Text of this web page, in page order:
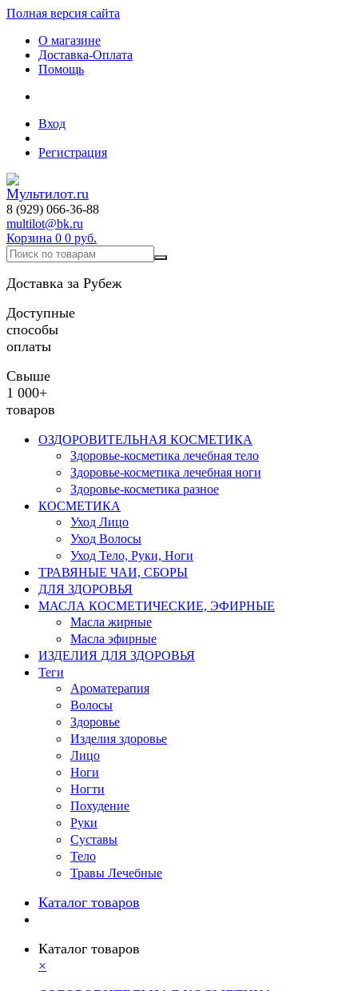
Полная версия сайта
О магазине
Доставка-Оплата
Помощь
Вход
Регистрация
8 (929) 066-36-88
multilot@bk.ru
Корзина 0 0 руб.
Доставка за Рубеж
Доступные
способы
оплаты
Свыше
1 000+
товаров
ОЗДОРОВИТЕЛЬНАЯ КОСМЕТИКА
Здоровье-косметика лечебная тело
Здоровье-косметика лечебная ноги
Здоровье-косметика разное
КОСМЕТИКА
Уход Лицо
Уход Волосы
Уход Тело, Руки, Ноги
ТРАВЯНЫЕ ЧАИ, СБОРЫ
ДЛЯ ЗДОРОВЬЯ
МАСЛА КОСМЕТИЧЕСКИЕ, ЭФИРНЫЕ
Масла жирные
Масла эфирные
ИЗДЕЛИЯ ДЛЯ ЗДОРОВЬЯ
Теги
Ароматерапия
Волосы
Здоровье
Изделия здоровье
Лицо
Ноги
Ногти
Похудение
Руки
Суставы
Тело
Травы Лечебные
Каталог товаров
Каталог товаров
×